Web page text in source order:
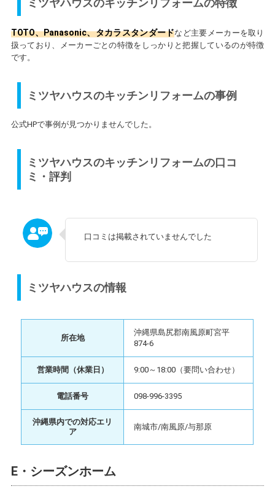
ミツヤハウスのキッチンリフォームの特徴
TOTO、Panasonic、タカラスタンダードなど主要メーカーを取り
扱っており、メーカーごとの特徴をしっかりと把握しているのが特徴
です。
ミツヤハウスのキッチンリフォームの事例
公式HPで事例が見つかりませんでした。
ミツヤハウスのキッチンリフォームの口コ
ミ・評判
口コミは掲載されていませんでした
ミツヤハウスの情報
所在地
沖縄県島尻郡南風原町宮平
874-6
営業時間（休業日） 9:00～18:00（要問い合わせ）
電話番号 098-996-3395
沖縄県内での対応エリ
ア
南城市/南風原/与那原
E・シーズンホーム